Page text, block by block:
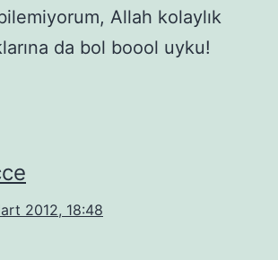
Allah kolaylık
da bol boool uyku!
2012, 18:48